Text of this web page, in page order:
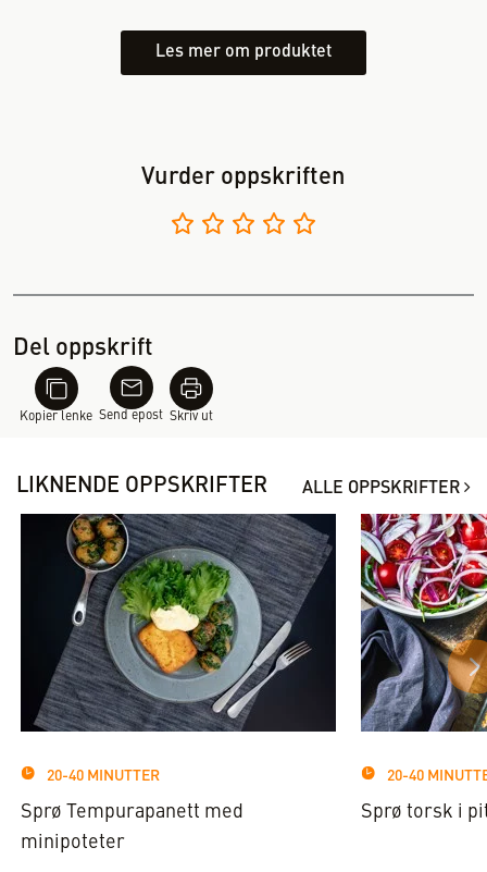
Les mer om produktet
Vurder oppskriften
Del oppskrift
Kopier lenke Send epost Skriv ut
LIKNENDE OPPSKRIFTER ALLE OPPSKRIFTER
20-40 MINUTTER
Sprø Tempurapanett med
minipoteter
20-40
Sprø torsk i